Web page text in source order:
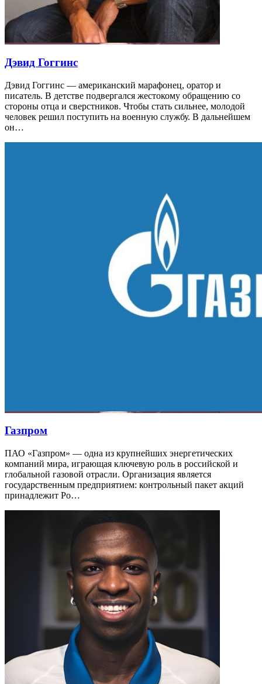
Дэвид Гоггинс
Дэвид Гоггинс — американский марафонец, оратор и
писатель. В детстве подвергался жестокому обращению со
стороны отца и сверстников. Чтобы стать сильнее, молодой
человек решил поступить на военную службу. В дальнейшем
он…
Газпром
ПАО «Газпром» — одна из крупнейших энергетических
компаний мира, играющая ключевую роль в российской и
глобальной газовой отрасли. Организация является
государственным предприятием: контрольный пакет акций
принадлежит Ро…